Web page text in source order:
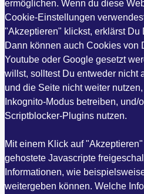
ermöglichen. Wenn du diese
Cookie-Einstellungen
"Akzeptieren" klickst, erklärst Du
Dann können auch Cookies von
Youtube oder Google gesetzt
willst, solltest Du entweder nicht
und die Seite nicht weiter
Inkognito-Modus betreiben, und/
Scriptblocker-Plugins nutzen.
Mit einem Klick auf
gehostete Javascripte
Informationen, wie
weitergeben können. Welche